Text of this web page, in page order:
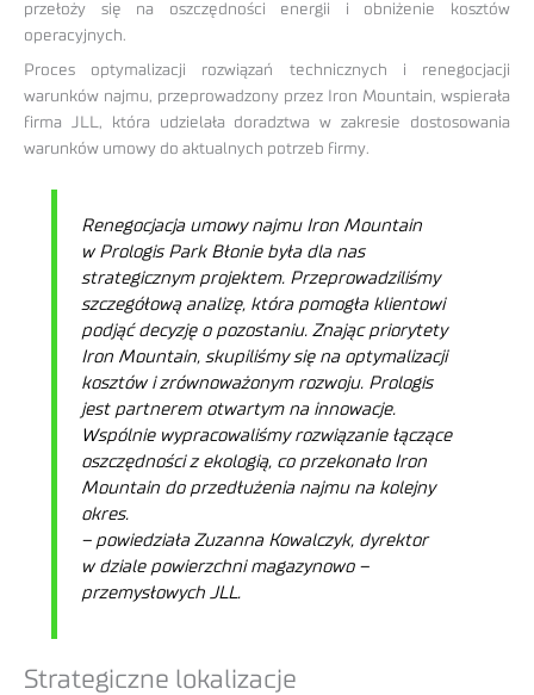
przełoży się na oszczędności energii i obniżenie kosztów
operacyjnych.
Proces optymalizacji rozwiązań technicznych i renegocjacji
warunków najmu, przeprowadzony przez Iron Mountain, wspierała
firma JLL, która udzielała doradztwa w zakresie dostosowania
warunków umowy do aktualnych potrzeb firmy.
Renegocjacja umowy najmu Iron Mountain
w Prologis Park Błonie była dla nas
strategicznym projektem. Przeprowadziliśmy
szczegółową analizę, która pomogła klientowi
podjąć decyzję o pozostaniu. Znając priorytety
Iron Mountain, skupiliśmy się na optymalizacji
kosztów i zrównoważonym rozwoju. Prologis
jest partnerem otwartym na innowacje.
Wspólnie wypracowaliśmy rozwiązanie łączące
oszczędności z ekologią, co przekonało Iron
Mountain do przedłużenia najmu na kolejny
okres.
– powiedziała Zuzanna Kowalczyk, dyrektor
w dziale powierzchni magazynowo –
przemysłowych JLL.
Strategiczne lokalizacje